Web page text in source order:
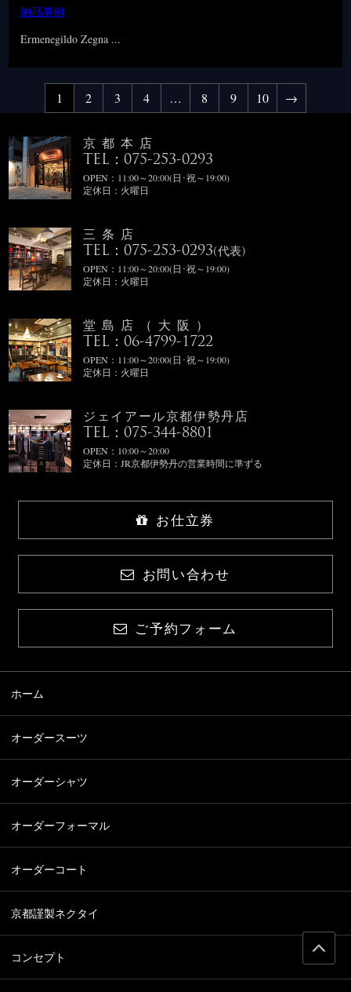
納品事例
Ermenegildo Zegna ...
1 2 3 4 … 8 9 10 →
京都本店
TEL：075-253-0293
OPEN：11:00～20:00(日･祝～19:00)
定休日：火曜日
三条店
TEL：075-253-0293(代表)
OPEN：11:00～20:00(日･祝～19:00)
定休日：火曜日
堂島店（大阪）
TEL：06-4799-1722
OPEN：11:00～20:00(日･祝～19:00)
定休日：火曜日
ジェイアール京都伊勢丹店
TEL：075-344-8801
OPEN：10:00～20:00
定休日：JR京都伊勢丹の営業時間に準ずる
お仕立券
お問い合わせ
ご予約フォーム
ホーム
オーダースーツ
オーダーシャツ
オーダーフォーマル
オーダーコート
京都謹製ネクタイ
コンセプト